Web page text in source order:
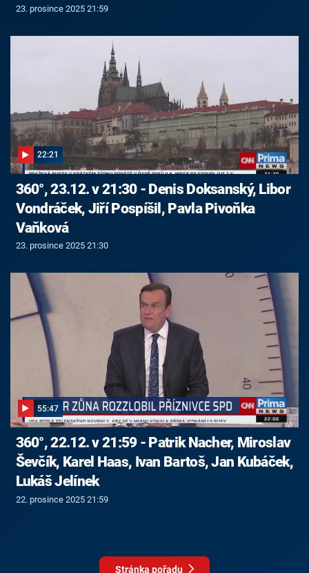
23. prosince 2025 21:59
22:21
360°, 23.12. v 21:30 - Denis Doksanský, Libor
Vondráček, Jiří Pospíšil, Pavla Pivoňka
Vaňková
23. prosince 2025 21:30
55:47
360°, 22.12. v 21:59 - Patrik Nacher, Miroslav
Ševčík, Karel Haas, Ivan Bartoš, Jan Kubáček,
Lukáš Jelínek
22. prosince 2025 21:59
Stránka pořadu